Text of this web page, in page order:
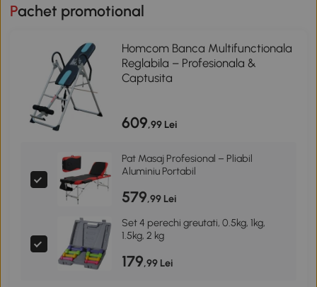
Pachet promotional
Homcom Banca Multifunctionala
Reglabila – Profesionala &
Captusita
609,99 Lei
Pat Masaj Profesional – Pliabil
Aluminiu Portabil
579,99 Lei
Set 4 perechi greutati, 0.5kg, 1kg,
1.5kg, 2 kg
179,99 Lei